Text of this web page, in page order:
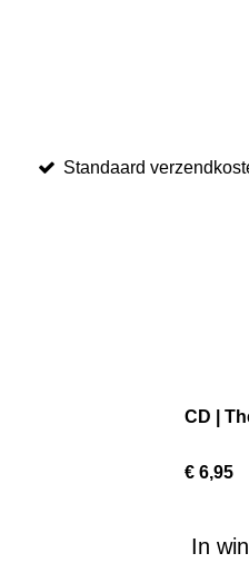
Standaard
CD |
€ 6,95
In